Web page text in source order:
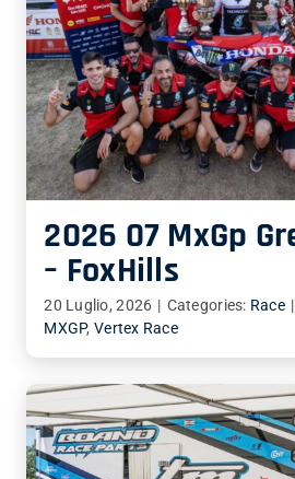
2026 07 MxGp
– FoxHills
20 Luglio, 2026 | Categories: Race |
MXGP, Vertex Race